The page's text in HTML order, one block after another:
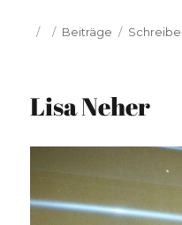
Veröffentlicht
Kategorien
Beiträge
Lisa Neher